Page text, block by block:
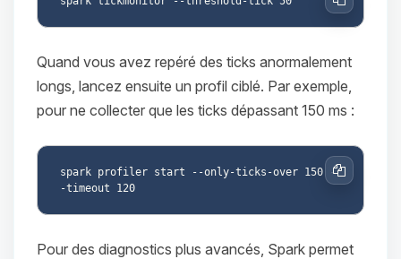
Copier
Quand vous avez repéré des ticks anormalement
longs, lancez ensuite un profil ciblé. Par exemple,
pour ne collecter que les ticks dépassant 150 ms :
spark profiler start --only-ticks-over 150 -
Copier
Pour des diagnostics plus avancés, Spark permet